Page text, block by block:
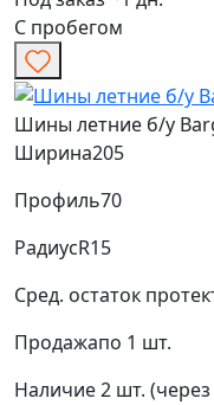
С пробегом
Шины летние б/у
Ширина205
Профиль70
РадиусR15
Сред. остаток
Продажапо 1 шт.
Наличие2 шт.